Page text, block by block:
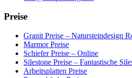
Preise
Granit Preise – Natursteindesign
Marmor Preise
Schiefer Preise – Online
Silestone Preise – Fantastische
Arbeitsplatten Preise